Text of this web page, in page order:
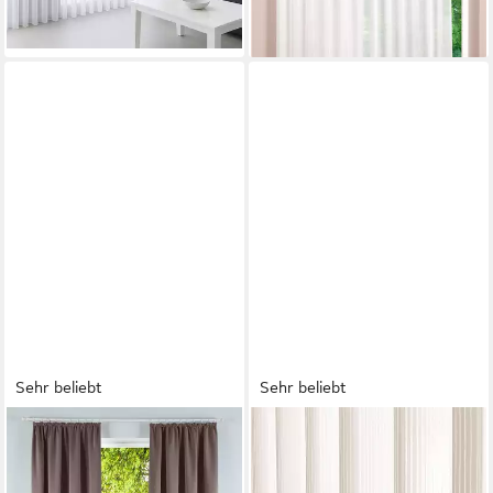
lieferbar - in 3-4 Werktagen bei dir
Sehr beliebt
OTTO HOME
Verdunkelungsvorhang
Solana, Gardinen mit
Sehr beliebt